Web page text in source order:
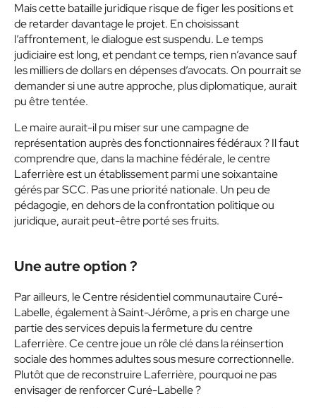
Mais cette bataille juridique risque de figer les positions et
de retarder davantage le projet. En choisissant
l’affrontement, le dialogue est suspendu. Le temps
judiciaire est long, et pendant ce temps, rien n’avance sauf
les milliers de dollars en dépenses d’avocats. On pourrait se
demander si une autre approche, plus diplomatique, aurait
pu être tentée.
Le maire aurait-il pu miser sur une campagne de
représentation auprès des fonctionnaires fédéraux ? Il faut
comprendre que, dans la machine fédérale, le centre
Laferrière est un établissement parmi une soixantaine
gérés par SCC. Pas une priorité nationale. Un peu de
pédagogie, en dehors de la confrontation politique ou
juridique, aurait peut-être porté ses fruits.
Une autre option ?
Par ailleurs, le Centre résidentiel communautaire Curé-
Labelle, également à Saint-Jérôme, a pris en charge une
partie des services depuis la fermeture du centre
Laferrière. Ce centre joue un rôle clé dans la réinsertion
sociale des hommes adultes sous mesure correctionnelle.
Plutôt que de reconstruire Laferrière, pourquoi ne pas
envisager de renforcer Curé-Labelle ?